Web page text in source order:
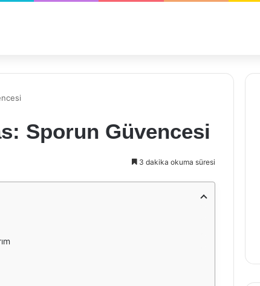
Sporun Güvencesi
3 dakika okuma süresi